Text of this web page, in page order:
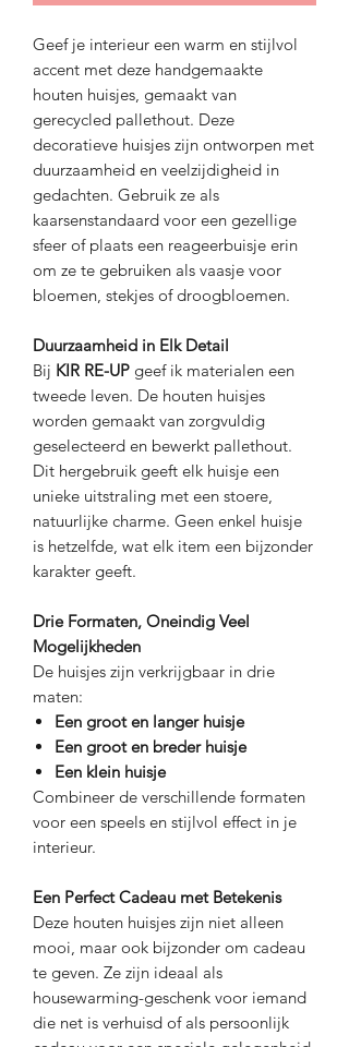
Geef je interieur een warm en stijlvol
accent met deze handgemaakte
houten huisjes, gemaakt van
gerecycled pallethout. Deze
decoratieve huisjes zijn ontworpen met
duurzaamheid en veelzijdigheid in
gedachten. Gebruik ze als
kaarsenstandaard voor een gezellige
sfeer of plaats een reageerbuisje erin
om ze te gebruiken als vaasje voor
bloemen, stekjes of droogbloemen.
Duurzaamheid in Elk Detail
Bij KIR RE-UP geef ik materialen een
tweede leven. De houten huisjes
worden gemaakt van zorgvuldig
geselecteerd en bewerkt pallethout.
Dit hergebruik geeft elk huisje een
unieke uitstraling met een stoere,
natuurlijke charme. Geen enkel huisje
is hetzelfde, wat elk item een bijzonder
karakter geeft.
Drie Formaten, Oneindig Veel
Mogelijkheden
De huisjes zijn verkrijgbaar in drie
maten:
Een groot en langer huisje
Een groot en breder huisje
Een klein huisje
Combineer de verschillende formaten
voor een speels en stijlvol effect in je
interieur.
Een Perfect Cadeau met Betekenis
Deze houten huisjes zijn niet alleen
mooi, maar ook bijzonder om cadeau
te geven. Ze zijn ideaal als
housewarming-geschenk voor iemand
die net is verhuisd of als persoonlijk